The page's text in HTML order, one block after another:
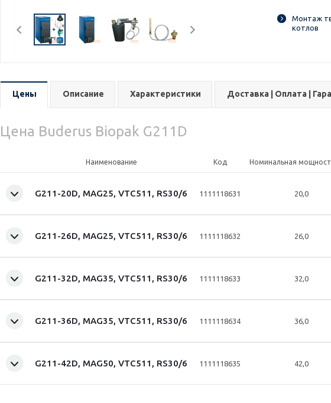
Монтаж
котлов
Цены Описание Характеристики Доставка | Оплата |
Цена Buderus Biopak G211D
Наименование Код Номинальная
G211-20D, MAG25, VTC511, RS30/6 1111118631 20,0
G211-26D, MAG25, VTC511, RS30/6 1111118632 26,0
G211-32D, MAG35, VTC511, RS30/6 1111118633 32,0
G211-36D, MAG35, VTC511, RS30/6 1111118634 36,0
G211-42D, MAG50, VTC511, RS30/6 1111118635 42,0